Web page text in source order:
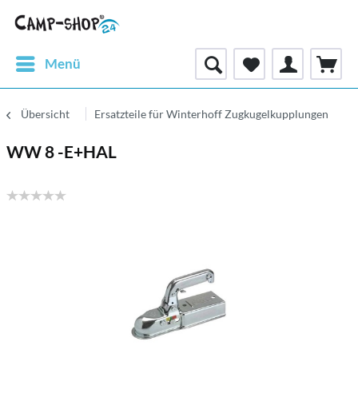
Menü
Übersicht Ersatzteile für Winterhoff Zugkugelkupplungen
WW 8 -E+HAL